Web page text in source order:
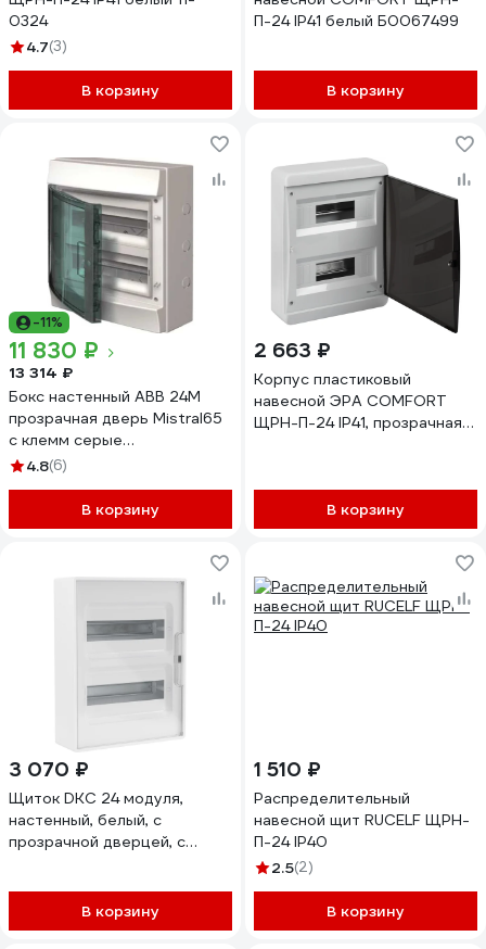
0324
4.7(3)
В корзину
П-24 IP41 белый Б0067499
В корзину
-11%
11 830 ₽
13 314 ₽
Бокс настенный ABB 24М
прозрачная дверь Mistral65
с клемм серые
1SLM006501A1204
4.8(6)
В корзину
2 663 ₽
Корпус пластиковый
навесной ЭРА COMFORT
ЩРН-П-24 IP41, прозрачная
В корзину
3 070 ₽
Щиток DKC 24 модуля,
настенный, белый, с
прозрачной дверцей, с
В корзину
1 510 ₽
Распределительный
навесной щит RUCELF ЩРН-
П-24 IP40
2.5(2)
В корзину